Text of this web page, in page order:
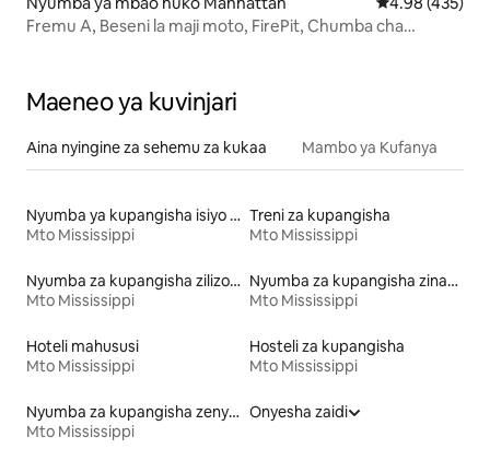
Fremu A, Beseni la maji moto, FirePit, Chumba cha
Maeneo ya kuvinjari
Aina nyingine za sehemu za kukaa Mambo ya Kufanya
Nyumba ya kupangisha isiyo na ghorofa
Mto Mississippi
Treni za kupangisha
Mto Mississippi
Nyumba za kupangisha zilizo na kitanda chenye urefu unaoweza kufikika
Mto Mississippi
Nyumba za kupangisha zinazofaa familia
Mto Mississippi
Hoteli mahususi
Mto Mississippi
Hosteli za kupangisha
Mto Mississippi
Nyumba za kupangisha zenye Ski-in/ski-out
Mto Mississippi
Onyesha zaidi